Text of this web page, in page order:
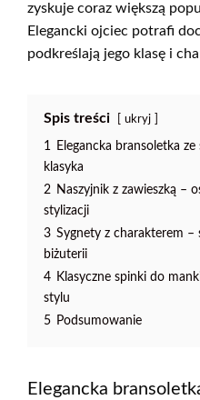
zyskuje coraz większą
Elegancki ojciec potrafi
podkreślają jego klasę i
Spis treści ukryj
1 Elegancka bransoletka
klasyka
2 Naszyjnik z zawieszką –
stylizacji
3 Sygnety z charakterem –
biżuterii
4 Klasyczne spinki do
stylu
5 Podsumowanie
Elegancka